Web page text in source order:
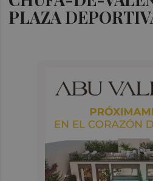
PLAZA